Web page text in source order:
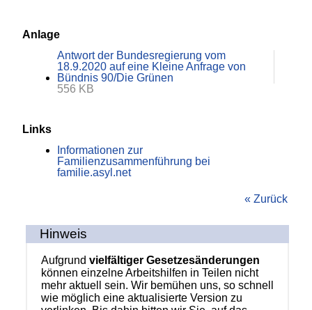
Anlage
Antwort der Bundesregierung vom
18.9.2020 auf eine Kleine Anfrage von
Bündnis 90/Die Grünen
556 KB
Links
Informationen zur
Familienzusammenführung bei
familie.asyl.net
« Zurück
Hinweis
Aufgrund vielfältiger Gesetzesänderungen
können einzelne Arbeitshilfen in Teilen nicht
mehr aktuell sein. Wir bemühen uns, so schnell
wie möglich eine aktualisierte Version zu